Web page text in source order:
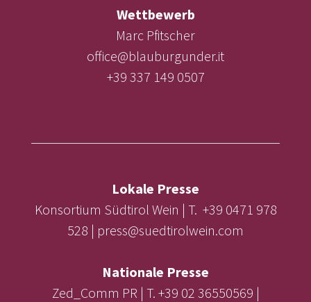
Wettbewerb
Marc Pfitscher
office@blauburgunder.it
+39 337 149 0507
Lokale Presse
Konsortium Südtirol Wein | T. +39 0471 978
528 | press@suedtirolwein.com
Nationale Presse
Zed_Comm PR | T. +39 02 36550569 |